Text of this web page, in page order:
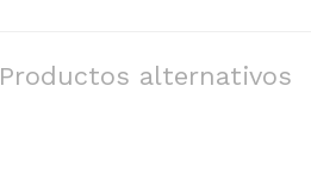
Productos alternativos